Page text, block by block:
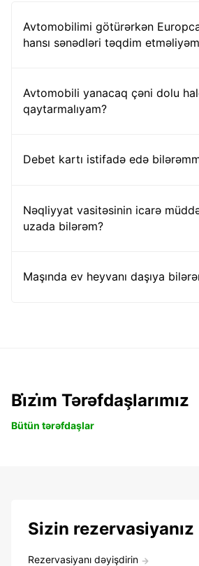
Avtomobilimi götürərkən
hansı sənədləri təqdim
Avtomobili yanacaq çəni dolu
qaytarmalıyam?
Debet kartı istifadə edə
Nəqliyyat vasitəsinin icarə
uzada bilərəm?
Maşında ev heyvanı daşıya
Bi̇zi̇m Tərəfdaşlarımız
Bütün tərəfdaşlar
Sizin rezervasiyanız
Rezervasiyanı dəyişdirin